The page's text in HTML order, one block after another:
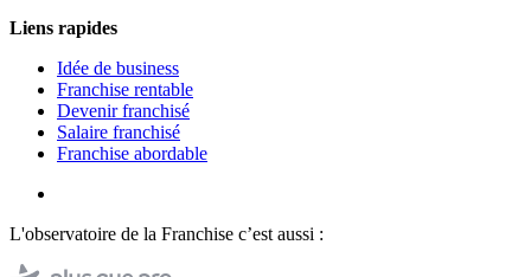
Liens rapides
Idée de business
Franchise rentable
Devenir franchisé
Salaire franchisé
Franchise abordable
L'observatoire de la Franchise c’est aussi :